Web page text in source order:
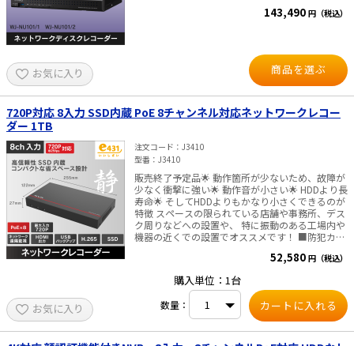
8-ch@1080p (30 fps) 顔認証、キャプチャー ネッ
（HDD・PoEの消費電力除く） 寸法：
W385×D315×H52 (mm)・重量 3Kg 以下
ター・ディスプレイへの接続を推奨しておりま
す。 ※一部のテレビ機種は、当録画機の信号を受
け付けず、画面に表示されない場合があるため。
はハードディスクは付属しておりません。別途
SATA形式の録画機専用HDDをご用意して頂く必要
ケーブル（2m）、マウス、かんたんガイド
とするWJ-NXシリーズの使い勝手を継承 カメラと
来カメラとの互換性を保持しつつ、ONVIFやRTSP
対応で接続性向上 i-PROカメラに加え、
Panasonicカメラとの互換性を保持し、既設カメ
ラを残しつつコストを抑えたリプレイスに貢献
※Smart HD世代までを対象 ONVIFやRTSP接続に
準拠、既設カメラを活かしたレコーダーのリプレ
を抑制、データ記録に対する高い信頼性を保持 搭
載するハードディスクには独自のスクリーニング
の消耗を抑えて長寿命化を図る独自の「エコライ
ティング」で、24時間365日の運用も安心 外部振
動によるハードディスクへの録画影響を抑える独
自の耐震性能で、安定記録を実現 ●高いセキュア
性…データの不正なのぞき込みや漏えいを防止 第
三者機関の電子証明書を採用、自己証明書利用時
のリスクである「なりすまし」を防止 FIPS 140-2
level3認定デバイスを搭載、暗号化の鍵をハード
ウェアに格納し、情報漏えいリスクを最小化 ※本
商品に接続するカメラに必要な総電力数をPoE給
電電力計算ツールであらかじめご確認ください。
※本商品の給電能力を超える場合には、カメラ電
源ユニットなどの外部電源をご利用の上でカメラ
を接続いただきますようお願いいたします。 ■仕
143,490 円（税込）
お気に入り 商品を選ぶ
720P対応 8入力 SSD内蔵 PoE 8チャンネル対応ネットワークレコー
ダー 1TB
注文コード
J3410
型番
J3410
販売終了予定品🌟 動作箇所が少ないため、故障が
少なく衝撃に強い🌟 動作音が小さい🌟 HDDより長
寿命🌟 そしてHDDよりもかなり小さくできるのが
特徴 スペースの限られている店舗や事務所、デス
ク周りなどへの設置や、 特に振動のある工場内や
機器の近くでの設置でオススメです！ ■防犯カメ
ト、静音、耐久性があり低消費電力のレコーダー
をLANケーブル1本で接続できますので、電源工事
なしに、容易に防犯カメラシステムを構築できま
す。 また、専用PoEポート接続ならば、プラグア
ンドプレイ機能で、面倒な設定をしなくとも自動
で接続、すぐに映像を確認出来ます。 ■ネットワ
52,580 円（税込）
お気に入り
購入単位：1台
数量：